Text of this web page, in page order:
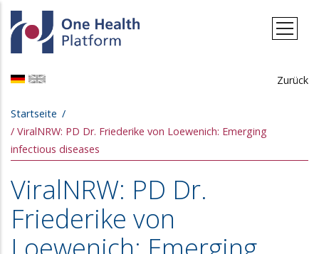
Direkt zum Inhalt
Zurück
Pfadnavigation
Startseite
ViralNRW: PD Dr. Friederike von Loewenich: Emerging
infectious diseases
ViralNRW: PD Dr.
Friederike von